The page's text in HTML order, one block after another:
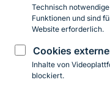
Technisch
Funktionen und sind
Website erforderlich.
Cookies
Inhalte von
blockiert.
Instagram